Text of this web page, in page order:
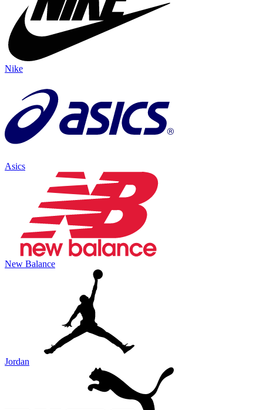
Nike
Asics
New Balance
Jordan